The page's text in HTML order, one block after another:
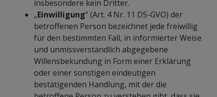
insbesondere kein Dritter.
„Einwilligung“ (Art. 4 Nr. 11 DS-GVO) der
betroffenen Person bezeichnet jede freiwillig
für den bestimmten Fall, in informierter Weise
und unmissverständlich abgegebene
Willensbekundung in Form einer Erklärung
oder einer sonstigen eindeutigen
bestätigenden Handlung, mit der die